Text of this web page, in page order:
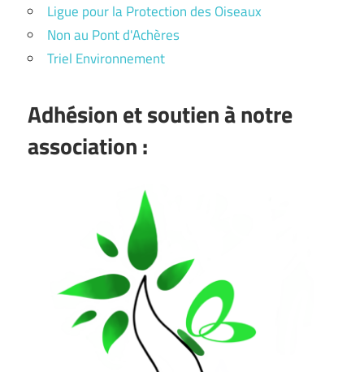
Ligue pour la Protection des Oiseaux
Non au Pont d'Achères
Triel Environnement
Adhésion et soutien à notre
association :